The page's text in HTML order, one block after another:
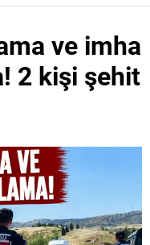
ve imha
2 kişi şehit